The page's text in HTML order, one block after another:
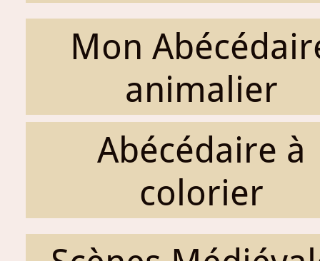
Mon
animalier
Abécédaire à
colorier